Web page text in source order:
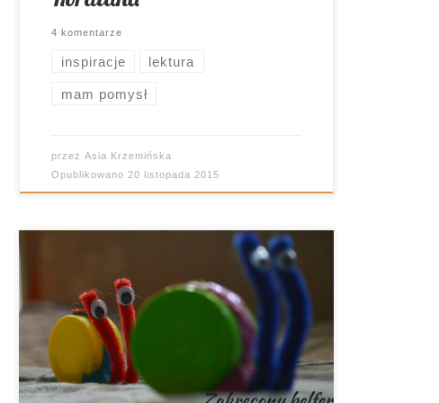
4 komentarze
inspiracje lektura
mam pomysł
przezAsia Krzemińska
Opublikowano 20 listopada 2015
Znacie bajkę “Turbo”? To taka
pełnometrażowa kreskówka o
przygodach ślimaka, który marzył o tym
by brać udział w wyścigach
samochodowych (i ostatecznie
marzenie swoje zrealizował). My znamy i